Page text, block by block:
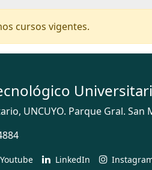
cursos vigentes.
UNCUYO. Parque Gral. San
Youtube LinkedIn